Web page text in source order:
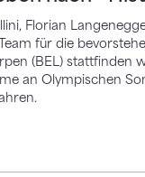
Florian
für die
(BEL) stattfinden
an Olympischen